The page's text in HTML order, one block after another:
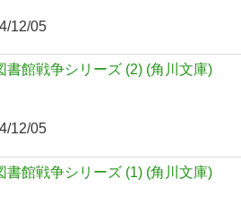
12/05
書館戦争シリーズ (2) (角川文庫)
12/05
書館戦争シリーズ (1) (角川文庫)